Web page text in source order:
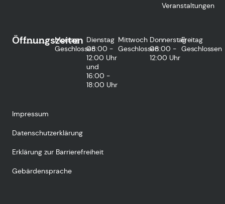
Veranstaltungen
Öffnungszeiten
Montag
Geschlossen
Dienstag
08:00 -
12:00 Uhr
und
16:00 -
18:00 Uhr
Mittwoch
Geschlossen
Donnerstag
08:00 -
12:00 Uhr
Freitag
Geschlossen
Impressum
Datenschutzerklärung
Erklärung zur Barrierefreiheit
Gebärdensprache